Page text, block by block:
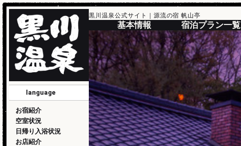
language
English
简化版
傳統的
한국
日本語
お宿紹介
空室状況
日帰り入浴状況
お店紹介
黒川温泉公式サイト｜源流の宿 帆山亭
基本情報 宿泊プラン一覧